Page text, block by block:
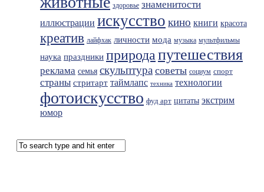
здоровье знаменитости
иллюстрации искусство кино книги красота
креатив лайфхак личности мода музыка мультфильмы
наука праздники природапутешествия
реклама семья скульптура советы социум спорт
страны стритарт таймлапс техника технологии
фотоискусство фуд арт цитаты экстрим
юмор